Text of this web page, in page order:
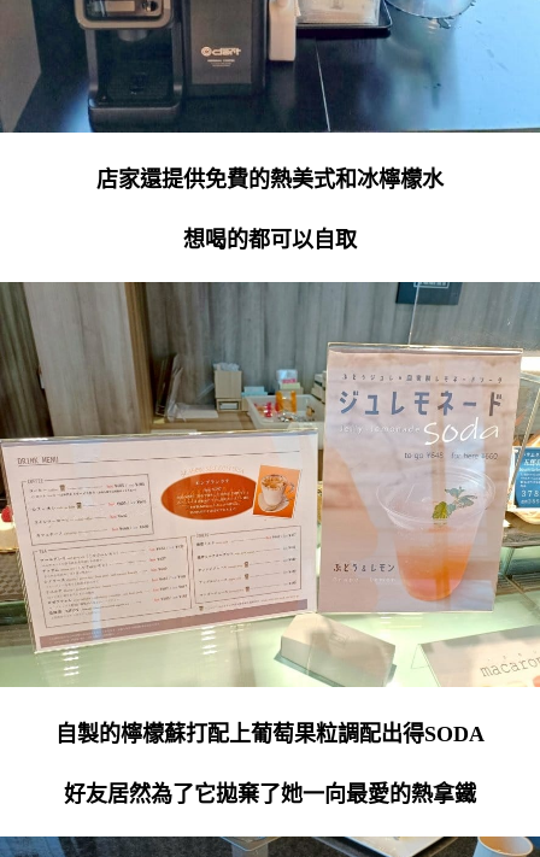
店家還提供免費的熱美式和冰檸檬水
想喝的都可以自取
自製的檸檬蘇打配上葡萄果粒調配出得SODA
好友居然為了它拋棄了她一向最愛的熱拿鐵